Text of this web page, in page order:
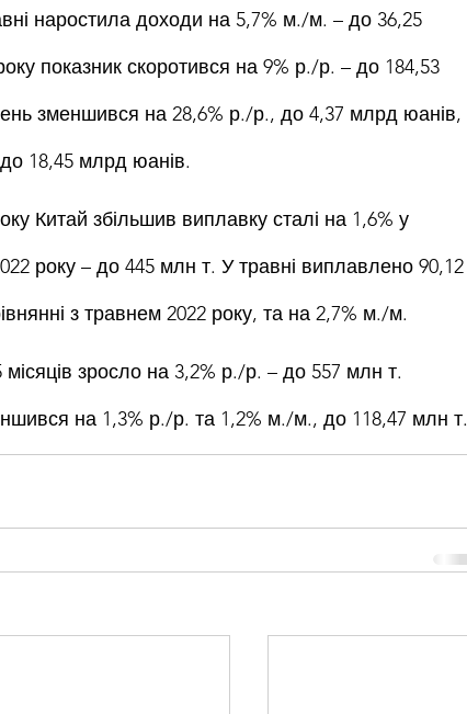
наростила доходи на 5,7% м./м. – до 36,25
показник скоротився на 9% р./р. – до 184,53
зменшився на 28,6% р./р., до 4,37 млрд юанів,
18,45 млрд юанів.
Китай збільшив виплавку сталі на 1,6% у
року – до 445 млн т. У травні виплавлено 90,12
з травнем 2022 року, та на 2,7% м./м.
зросло на 3,2% р./р. – до 557 млн т.
на 1,3% р./р. та 1,2% м./м., до 118,47 млн т.